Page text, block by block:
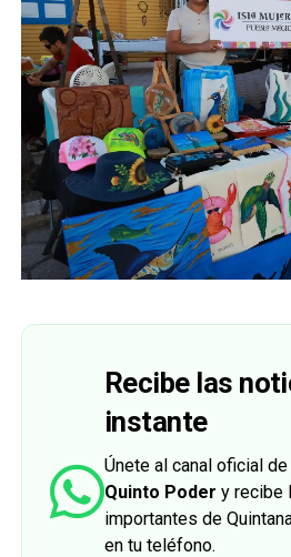
Recibe las
instante
Únete al canal oficial
Quinto Poder y recibe
importantes de
en tu teléfono.